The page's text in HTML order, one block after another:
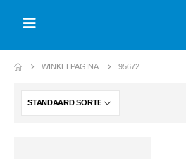
WINKELPAGINA 95672